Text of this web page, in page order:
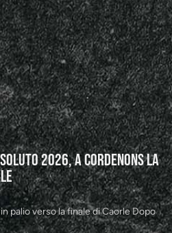
2026, a Cordenons la
palio verso la finale di Caorle Dopo